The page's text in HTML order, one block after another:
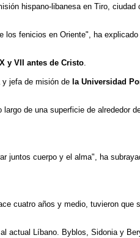
hispano-libanesa en Tiro, ciudad
fenicios en Oriente", ha
y VII antes de Cristo.
y jefa de misión de la Universidad
de una superficie de alrededor
juntos cuerpo y el alma", ha
cuatro años y medio, tuvieron que
actual Líbano. Byblos, Sidonia y